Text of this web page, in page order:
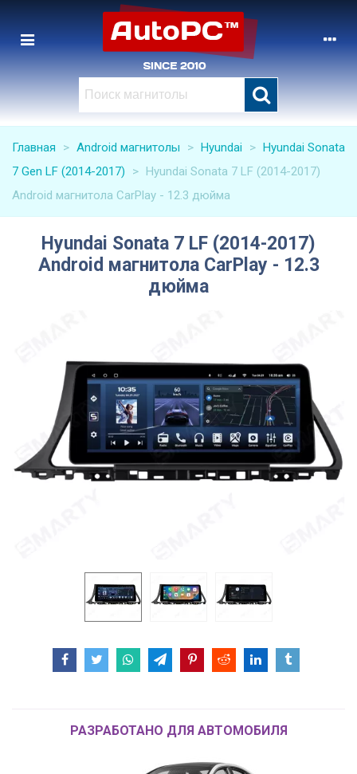
Главная > Android магнитолы > Hyundai > Hyundai Sonata
7 Gen LF (2014-2017)
> Hyundai Sonata 7 LF (2014-2017)
Android магнитола CarPlay - 12.3 дюйма
Hyundai Sonata 7 LF (2014-2017)
Android магнитола CarPlay - 12.3
дюйма
РАЗРАБОТАНО ДЛЯ АВТОМОБИЛЯ